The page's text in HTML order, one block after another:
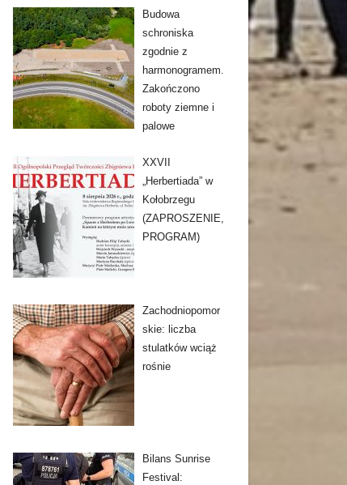
Budowa
schroniska
zgodnie z
harmonogramem.
Zakończono
roboty ziemne i
palowe
XXVII
„Herbertiada” w
Kołobrzegu
(ZAPROSZENIE,
PROGRAM)
Zachodniopomor
skie: liczba
stulatków wciąż
rośnie
Bilans Sunrise
Festival: